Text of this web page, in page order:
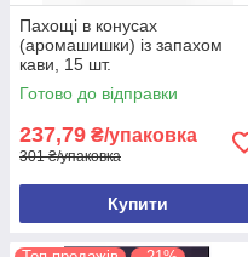
Пахощі в конусах
(аромашишки) із запахом
кави, 15 шт.
Готово до відправки
237,79 ₴/упаковка
301 ₴/упаковка
Купити